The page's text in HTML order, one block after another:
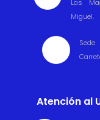
Las
Miguel.
Sede
Atención al